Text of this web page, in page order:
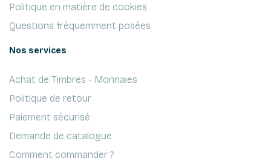
Politique en matière de cookies
Questions fréquemment posées
Nos services
Achat de Timbres - Monnaies
Politique de retour
Paiement sécurisé
Demande de catalogue
Comment commander ?